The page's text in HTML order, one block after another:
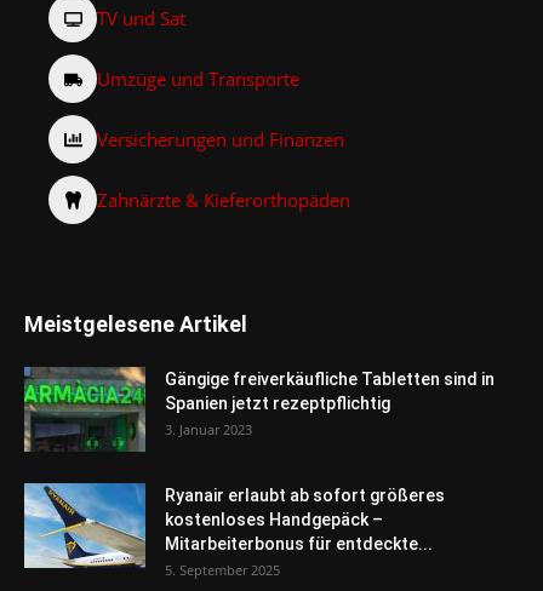
TV und Sat
Umzüge und Transporte
Versicherungen und Finanzen
Zahnärzte & Kieferorthopäden
Meistgelesene Artikel
Gängige freiverkäufliche Tabletten sind in
Spanien jetzt rezeptpflichtig
3. Januar 2023
Ryanair erlaubt ab sofort größeres
kostenloses Handgepäck –
Mitarbeiterbonus für entdeckte...
5. September 2025